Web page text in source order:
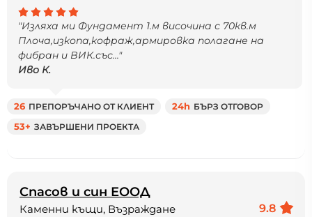
"Изляха ми Фундамент 1.м височина с 70кв.м
Плоча,изкопа,кофраж,армировка полагане на
фибран и ВИК.със..."
Иво К.
26 ПРЕПОРЪЧАНО ОТ КЛИЕНТ 24h БЪРЗ ОТГОВОР
53+ ЗАВЪРШЕНИ ПРОЕКТА
Спасов и син ЕООД
9.8
Каменни къщи, Възраждане